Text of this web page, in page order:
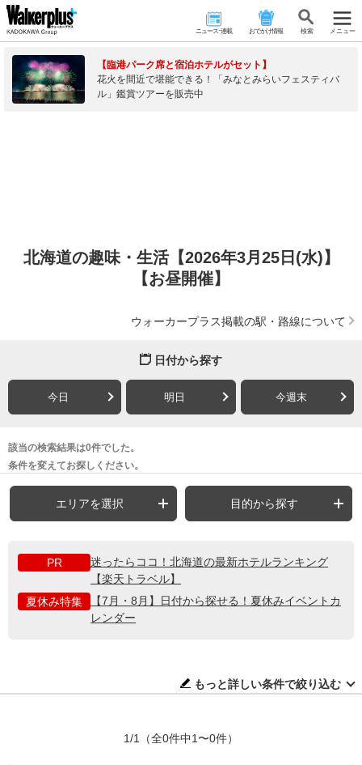
ニュース･連載 おでかけ情報 検 索 メニュー
【臨港パーク席と宿泊ホテルがセット】
花火を間近で堪能できる！「みなとみらいフェスティバ
ル」鑑賞ツアーを販売中
北海道の趣味・生活【2026年3月25日(水)】
【お昼開催】
ウォーカープラス掲載の駅・路線について
日付から探す
今日 明日 今週末
該当の検索結果は0件でした。
条件を変えてお探しください。
エリアを選択 目的から探す
PR
迷ったらココ！北海道の最新ホテルランキング
【楽天トラベル】
夏休み特集
【7月・8月】日付から探せる！夏休みイベントカ
レンダー
もっと詳しい条件で絞り込む
1/1 （全0件中1〜0件）